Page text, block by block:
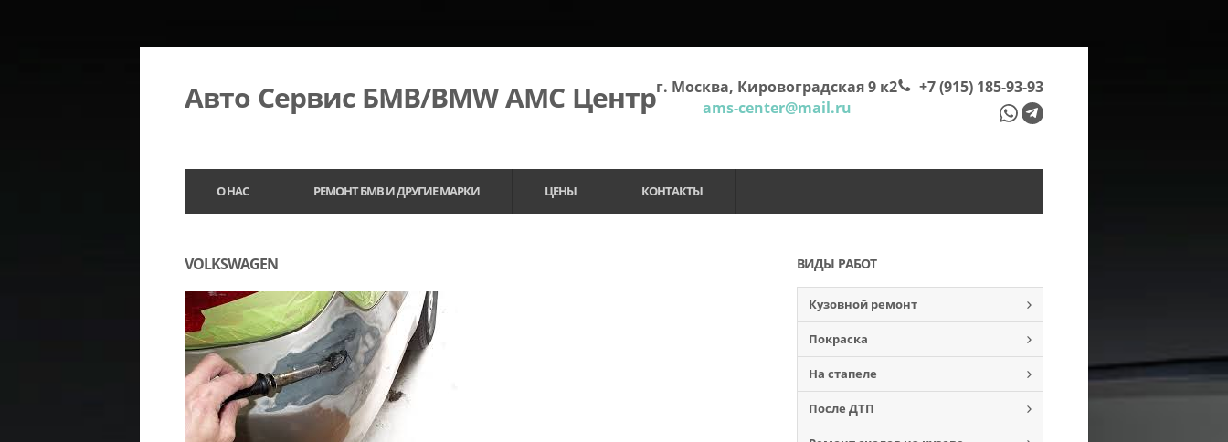
Авто Сервис БМВ/BMW АМС Центр +7 (915) 185-93-93
г. Москва, Кировоградская 9 к2
ams-center@mail.ru
О НАС РЕМОНТ БМВ И ДРУГИЕ МАРКИ ЦЕНЫ КОНТАКТЫ
VOLKSWAGEN ВИДЫ РАБОТ
Кузовной ремонт
Покраска
На стапеле
После ДТП